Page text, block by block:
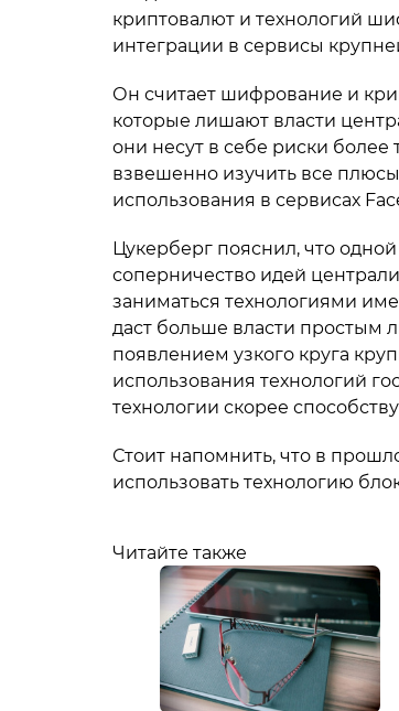
криптовалют и технологий
интеграции в сервисы
Он считает шифрование и
которые лишают власти
они несут в себе риски более
взвешенно изучить все
использования в сервисах
Цукерберг пояснил, что
соперничество идей
заниматься технологиями
даст больше власти простым
появлением узкого круга
использования технологий
технологии скорее
Стоит напомнить, что в
использовать технологию
Читайте также